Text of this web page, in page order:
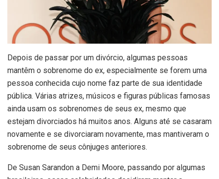
Depois de passar por um divórcio, algumas pessoas
mantêm o sobrenome do ex, especialmente se forem uma
pessoa conhecida cujo nome faz parte de sua identidade
pública. Várias atrizes, músicos e figuras públicas famosas
ainda usam os sobrenomes de seus ex, mesmo que
estejam divorciados há muitos anos. Alguns até se casaram
novamente e se divorciaram novamente, mas mantiveram o
sobrenome de seus cônjuges anteriores.
De Susan Sarandon a Demi Moore, passando por algumas